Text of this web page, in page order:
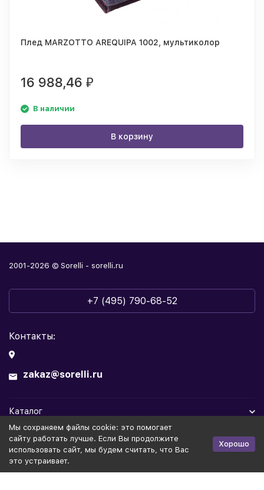
Плед MARZOTTO AREQUIPA 1002, мультиколор
16 988,46 ₽
В наличии
В корзину
2001-2026 © Sorelli - sorelli.ru
+7 (495) 790-68-52
Контакты:
zakaz@sorelli.ru
Каталог
Информация
Политика персональных данных Публичная оферта
Мы cохраняем файлы cookie: это помогает
сайту работать лучше. Если Вы продолжите
использовать сайт, мы будем считать, что Вас
это устраивает.
Хорошо